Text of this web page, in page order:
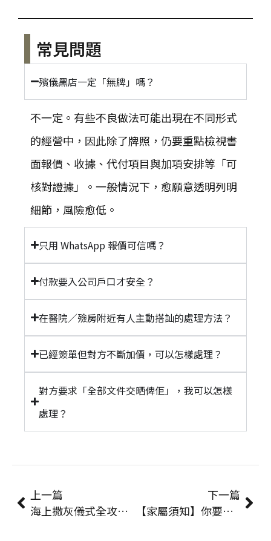
常見問題
殯儀黑店一定「無牌」嗎？
不一定。有些不良做法可能出現在不同形式
的經營中，因此除了牌照，仍要重點檢視書
面報價、收據、代付項目與加項安排等「可
核對證據」。一般情況下，愈願意透明列明
細節，風險愈低。
只用 WhatsApp 報價可信嗎？
付款要入公司戶口才安全？
在醫院／殮房附近有人主動搭訕的處理方法？
已經簽單但對方不斷加價，可以怎樣處理？
對方要求「全部文件交晒俾佢」，我可以怎樣
處理？
上一篇
海上撒灰儀式全攻略：基督教/佛教/道教流程、禁忌與船隻選擇 | 永善殯儀
下一篇
【家屬須知】你要知道的頭七禁忌！準備清單、儀式及祭品